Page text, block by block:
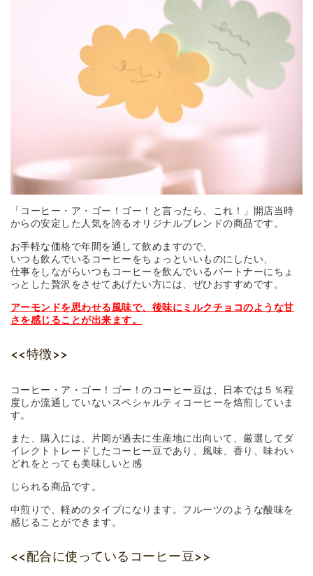
「コーヒー・ア・ゴー！ゴー！と言ったら、これ！」開店当時
からの安定した人気を誇るオリジナルブレンドの商品です。
お手軽な価格で年間を通して飲めますので、
いつも飲んでいるコーヒーをちょっといいものにしたい、
仕事をしながらいつもコーヒーを飲んでいるパートナーにちょ
っとした贅沢をさせてあげたい方には、ぜひおすすめです。
アーモンドを思わせる風味で、後味にミルクチョコのような甘
さを感じることが出来ます。
<<特徴>>
コーヒー・ア・ゴー！ゴー！のコーヒー豆は、日本では５％程
度しか流通していないスペシャルティコーヒーを焙煎していま
す。
また、購入には、片岡が過去に生産地に出向いて、厳選してダ
イレクトトレードしたコーヒー豆であり、風味、香り、味わい
どれをとっても美味しいと感
じられる商品です。
中煎りで、軽めのタイプになります。フルーツのような酸味を
感じることができます。
<<配合に使っているコーヒー豆>>